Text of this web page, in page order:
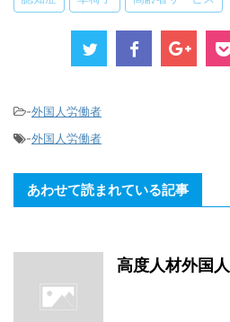
-外国人労働者
-外国人労働者
あわせて読まれている記事
高度人材外国人